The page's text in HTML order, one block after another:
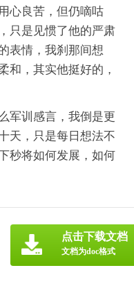
心良苦，但仍嘀咕
只是见惯了他的严肃
表情，我刹那间想
和，其实他挺好的，
军训感言，我倒是更
天，只是每日想法不
秒将如何发展，如何
点击下载文档
文档为doc格式